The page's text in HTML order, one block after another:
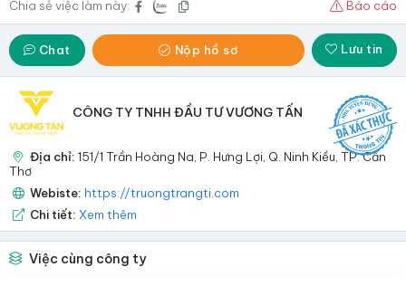
Chia sẻ việc làm này:
Báo cáo
Chat Nộp hồ sơ Lưu tin
CÔNG TY TNHH ĐẦU TƯ VƯƠNG TẤN
Địa chỉ: 151/1 Trần Hoàng Na, P. Hưng Lợi, Q. Ninh Kiều, TP. Cần
Thơ
Webiste: https://truongtrangti.com
Chi tiết: Xem thêm
Việc cùng công ty